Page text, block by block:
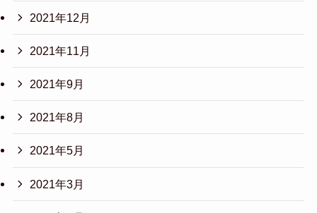
2021年12月
2021年11月
2021年9月
2021年8月
2021年5月
2021年3月